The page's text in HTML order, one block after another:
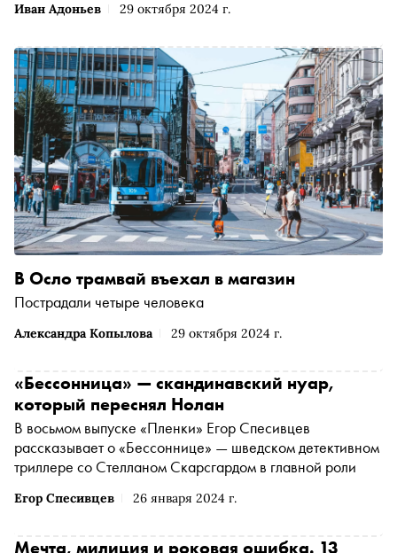
Иван Адоньев 29 октября 2024 г.
Александра Копылова 29 октября 2024 г.
В Осло трамвай въехал в магазин
Пострадали четыре человека
Егор Спесивцев 26 января 2024 г.
«Бессонница» — скандинавский нуар,
который переснял Нолан
В восьмом выпуске «Пленки» Егор Спесивцев
рассказывает о «Бессоннице» — шведском детективном
триллере со Стелланом Скарсгардом в главной роли
Мечта, милиция и роковая ошибка. 13